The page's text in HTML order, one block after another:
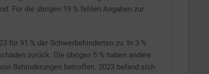
Für die übrigen 19 % fehlen Angaben zur
für 91 % der Schwerbehinderten zu. In 3 %
zurück. Die übrigen 5 % haben andere
Behinderungen betroffen. 2023 befand sich
Inaktiv